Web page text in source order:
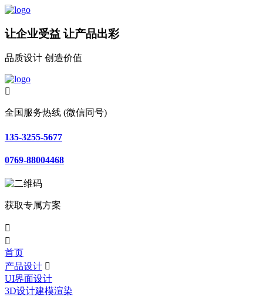
让企业受益 让产品出彩
品质设计 创造价值

全国服务热线 (微信同号)
135-3255-5677
0769-88004468
获取专属方案


首页
产品设计 
UI界面设计
3D设计建模渲染